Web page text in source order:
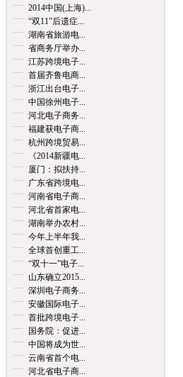
2014中国(上海)...
“双11”后遗症...
湖南省旅游电...
省商务厅举办...
江苏跨境电子...
首届齐鲁电商...
浙江出台电子...
中国徐州电子...
河北电子商务...
福建获电子商...
杭州跨境贸易...
《2014新疆电...
厦门：拟扶持...
广东省跨境电...
河南省电子商...
河北省首家电...
湖南举办农村...
今年上半年我...
全球首创重工...
“双十一”电子...
山东确立2015...
深圳电子商务...
安徽国际电子...
首批跨境电子...
国务院：促进...
中国将成为世...
云南省首个电...
河北省电子商...